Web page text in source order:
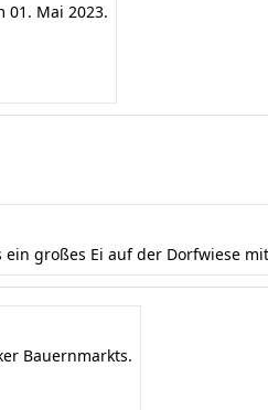
01. Mai 2023.
großes Ei auf der Dorfwiese
Bauernmarkts.